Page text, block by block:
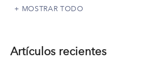
MOSTRAR TODO
Artículos recientes